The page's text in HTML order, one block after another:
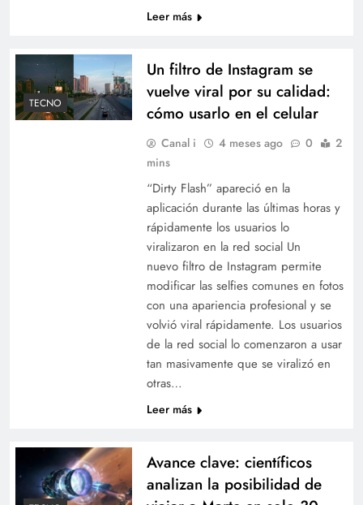
Leer más
TECNO
Un filtro de Instagram se
vuelve viral por su calidad:
cómo usarlo en el celular
Canal i 4 meses ago 0
2
mins
“Dirty Flash” apareció en la
aplicación durante las últimas horas y
rápidamente los usuarios lo
viralizaron en la red social Un
nuevo filtro de Instagram permite
modificar las selfies comunes en fotos
con una apariencia profesional y se
volvió viral rápidamente. Los usuarios
de la red social lo comenzaron a usar
tan masivamente que se viralizó en
otras…
Leer más
Avance clave: científicos
analizan la posibilidad de